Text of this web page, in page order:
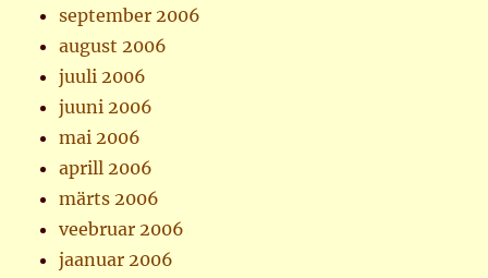
september 2006
august 2006
juuli 2006
juuni 2006
mai 2006
aprill 2006
märts 2006
veebruar 2006
jaanuar 2006